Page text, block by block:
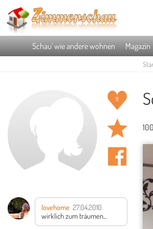
Schau' wie andere wohnen Magazin
11
lovehome 27.04.2010
wirklich zum träumen...